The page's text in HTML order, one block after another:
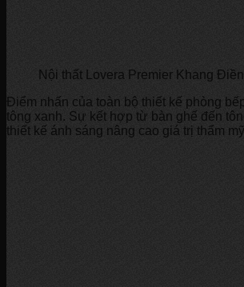
Nội thất Lovera Premier Khang
Điểm nhấn của toàn bộ thiết kế phòng
tông xanh. Sự kết hợp từ bàn ghế đến
thiết kế ánh sáng nâng cao giá trị thẩm